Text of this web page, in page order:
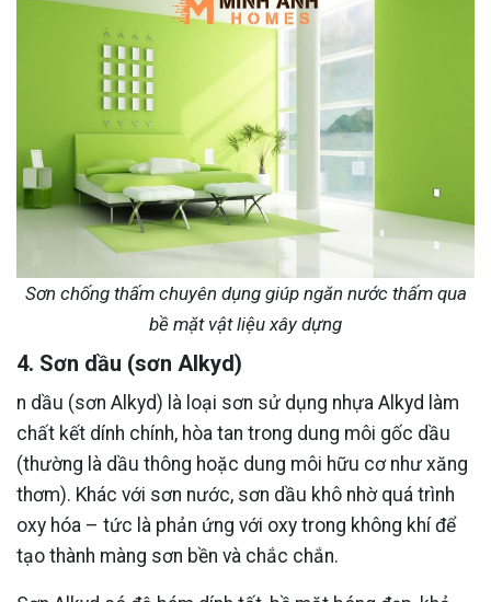
Sơn chống thấm chuyên dụng giúp ngăn nước thấm qua
bề mặt vật liệu xây dựng
4. Sơn dầu (sơn Alkyd)
n dầu (sơn Alkyd) là loại sơn sử dụng nhựa Alkyd làm
chất kết dính chính, hòa tan trong dung môi gốc dầu
(thường là dầu thông hoặc dung môi hữu cơ như xăng
thơm). Khác với sơn nước, sơn dầu khô nhờ quá trình
oxy hóa – tức là phản ứng với oxy trong không khí để
tạo thành màng sơn bền và chắc chắn.